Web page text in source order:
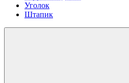
Уголок
Штапик